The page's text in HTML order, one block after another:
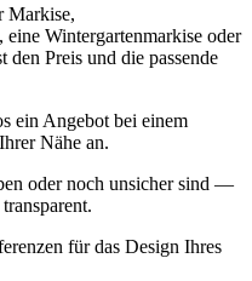
Markise,
eine Wintergartenmarkise oder
den Preis und die passende
ein Angebot bei einem
Nähe an.
oder noch unsicher sind —
für das Design Ihres